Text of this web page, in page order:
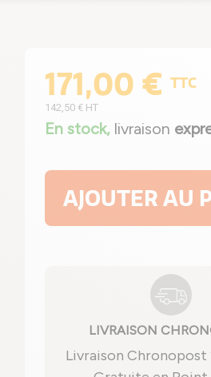
171,00 € TTC
142,50 € HT
En stock, livraison
AJOUTER AU
LIVRAISON
Livraison